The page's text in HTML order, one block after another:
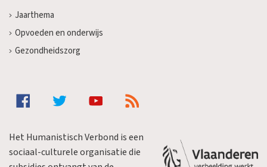
Jaarthema
Opvoeden en onderwijs
Gezondheidszorg
Het Humanistisch Verbond is een
sociaal-culturele organisatie die